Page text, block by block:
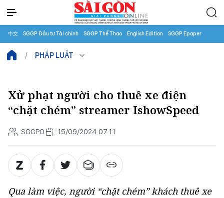
中文 SGGP Đầu tư Tài chính SGGP Thể Thao English Edition SGGP Epaper
PHÁP LUẬT
Xử phạt người cho thuê xe điện
“chặt chém” streamer IshowSpeed
SGGPO 15/09/2024 07:11
Qua làm việc, người “chặt chém” khách thuê xe